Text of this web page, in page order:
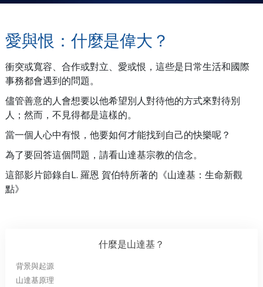
愛與恨：什麼是偉大？
衝突或寬容、合作或對立、愛或恨，這些是日常生活和國際
事務都會遇到的問題。
儘管善意的人會想要以他希望別人對待他的方式來對待別
人；然而，不見得都是這樣的。
當一個人心中有恨，他要如何才能找到自己的快樂呢？
為了要回答這個問題，請看山達基宗教的信念。
這部影片節錄自L. 羅恩 賀伯特所著的《山達基：生命新觀
點》
什麼是山達基？
背景與起源
山達基原理